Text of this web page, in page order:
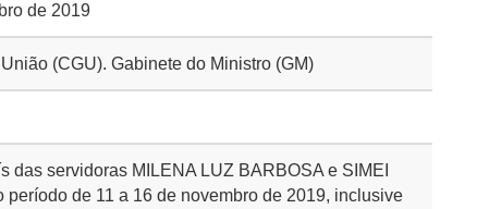
de 2019
(CGU). Gabinete do Ministro (GM)
das servidoras MILENA LUZ BARBOSA e SIMEI
período de 11 a 16 de novembro de 2019, inclusive